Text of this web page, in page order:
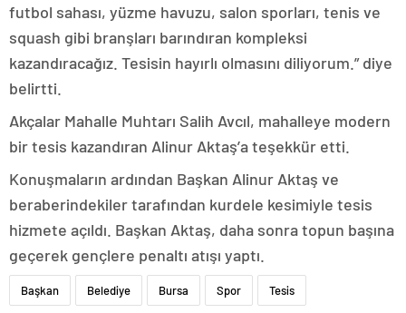
futbol sahası, yüzme havuzu, salon sporları, tenis ve
squash gibi branşları barındıran kompleksi
kazandıracağız. Tesisin hayırlı olmasını diliyorum.” diye
belirtti.
Akçalar Mahalle Muhtarı Salih Avcıl, mahalleye modern
bir tesis kazandıran Alinur Aktaş’a teşekkür etti.
Konuşmaların ardından Başkan Alinur Aktaş ve
beraberindekiler tarafından kurdele kesimiyle tesis
hizmete açıldı. Başkan Aktaş, daha sonra topun başına
geçerek gençlere penaltı atışı yaptı.
Başkan Belediye Bursa Spor Tesis